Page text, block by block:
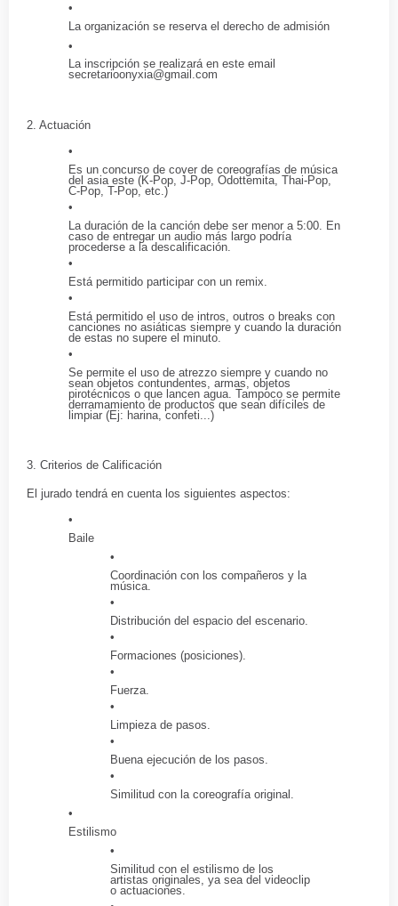
La organización se reserva el derecho de admisión
La inscripción se realizará en este email
secretarioonyxia@gmail.com
2. Actuación
Es un concurso de cover de coreografías de música
del asia este (K-Pop, J-Pop, Odottemita, Thai-Pop,
C-Pop, T-Pop, etc.)
La duración de la canción debe ser menor a 5:00. En
caso de entregar un audio más largo podría
procederse a la descalificación.
Está permitido participar con un remix.
Está permitido el uso de intros, outros o breaks con
canciones no asiáticas siempre y cuando la duración
de estas no supere el minuto.
Se permite el uso de atrezzo siempre y cuando no
sean objetos contundentes, armas, objetos
pirotécnicos o que lancen agua. Tampoco se permite
derramamiento de productos que sean difíciles de
limpiar (Ej: harina, confeti...)
3. Criterios de Calificación
El jurado tendrá en cuenta los siguientes aspectos:
Baile
Coordinación con los compañeros y la
música.
Distribución del espacio del escenario.
Formaciones (posiciones).
Fuerza.
Limpieza de pasos.
Buena ejecución de los pasos.
Similitud con la coreografía original.
Estilismo
Similitud con el estilismo de los
artistas originales, ya sea del videoclip
o actuaciones.